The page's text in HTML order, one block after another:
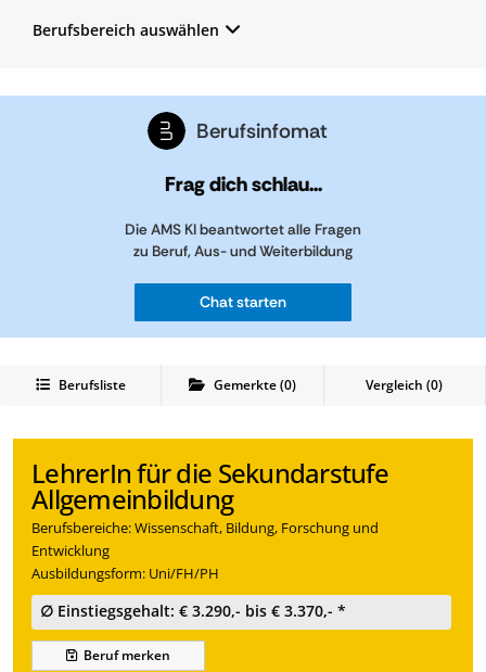
Berufsbereich auswählen
Berufsinfomat
Frag dich schlau...
Die AMS KI beantwortet alle Fragen
zu Beruf, Aus- und Weiterbildung
Chat starten
Berufsliste Gemerkte(0) Vergleich (0)
LehrerIn für die Sekundarstufe
Allgemeinbildung
Berufsbereiche: Wissenschaft, Bildung, Forschung und
Entwicklung
Ausbildungsform: Uni/FH/PH
∅ Einstiegsgehalt: € 3.290,- bis € 3.370,- *
Berufmerken